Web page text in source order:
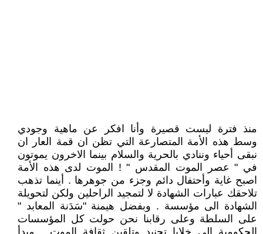
منذ فترة ليست قصيرة وأنا افكر عن ماهية وجودي
وسط هذه الأمة المتصارعة التي تظن ان قمة العار ان
نبقى أحياء وننادي بالحرية والسلام بينما الاخرون يموتون
في " عصر الموت المقدس " ! الموت لدى هذه الأمة
اصبح غاية وأحتفال دائم وجزء من جوهرها . أينما تذهب
تلاحقك عبارات الشهادة لا لتمجيد الراحلين ولكن لتحويلة
الشهادة الى مؤسسة . وبفضل هيمنة "سَدَنة المعابد "
على السلطة وعلى رقابنا نحن حولت كل المؤسسات